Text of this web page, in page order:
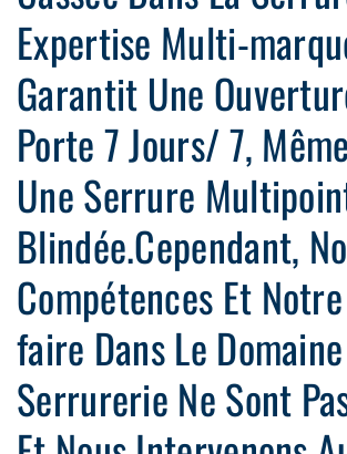
Expertise Multi-
Garantit Une
Porte 7 Jours/ 7,
Une Serrure
Blindée.Cependant,
Compétences Et
faire Dans Le
Serrurerie Ne Sont